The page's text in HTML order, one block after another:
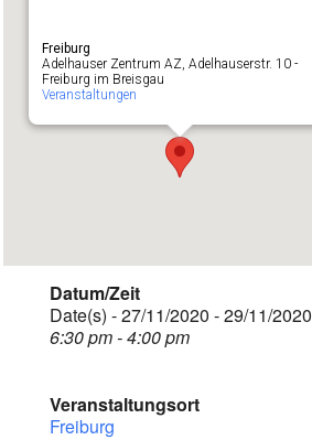
Freiburg
Adelhauser Zentrum AZ, Adelhauserstr. 10 -
Freiburg im Breisgau
Veranstaltungen
Datum/Zeit
Date(s) - 27/11/2020 - 29/11/2020
6:30 pm - 4:00 pm
Veranstaltungsort
Freiburg